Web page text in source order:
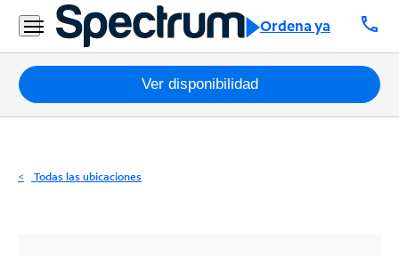
Ordena ya call
Residencial
Business
Paquetes
Internet
Ver disponibilidad
Todas las ubicaciones